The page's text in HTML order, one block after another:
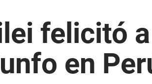
felicitó
en